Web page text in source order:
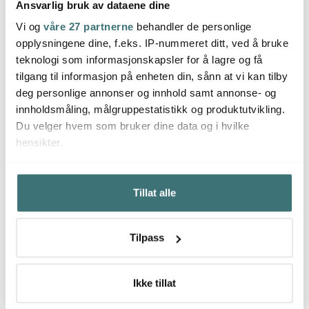
Ansvarlig bruk av dataene dine
Vi og våre 27 partnerne behandler de personlige
opplysningene dine, f.eks. IP-nummeret ditt, ved å bruke
teknologi som informasjonskapsler for å lagre og få
tilgang til informasjon på enheten din, sånn at vi kan tilby
deg personlige annonser og innhold samt annonse- og
innholdsmåling, målgruppestatistikk og produktutvikling.
Du velger hvem som bruker dine data og i hvilke
hensikter.
Hvis du gir oss lov, vil vi også gjerne:
Innhente informasjon om den geografiske
beliggenheten din, som kan være nøyaktig innenfor
Identifisere enheten din ved å aktivt skanne den for
kan du lese om hvordan dine personlige
Tillat alle
Tilpass
Ikke tillat
Lsa International
Borough cocktailglass
24 cl 4 stk
799 kr
Få på lager
Lsa International
Borough vinglass 45 cl
4 stk
799 kr
Få på lager
Du kanskje også liker